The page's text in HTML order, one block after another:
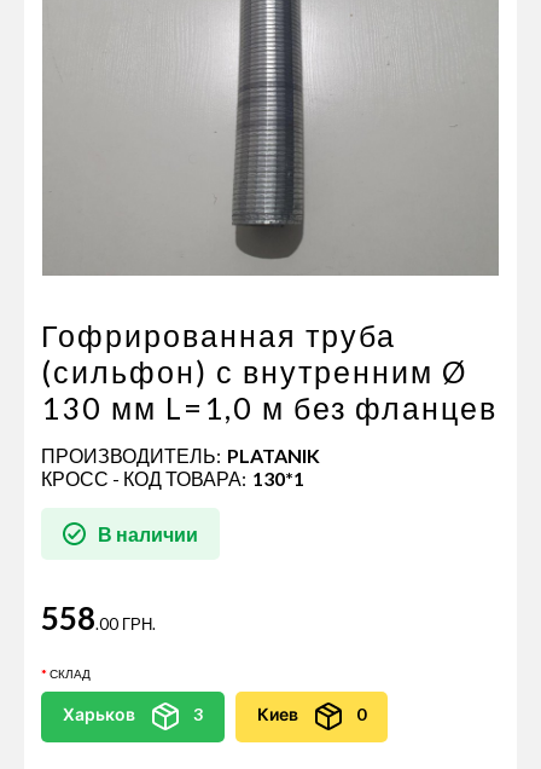
Запчасти кузова и зеркала
Малый коммерческий транспорт
Маркировочные знаки и светоотражатели
Пневматические соединения
Инструменты
Оснащение прицепов
Автономное отопление и
кондиционировани
Стяжные ремни и тросы
Гофрированная труба
(сильфон) с внутренним Ø
130 мм L=1,0 м без фланцев
ПРОИЗВОДИТЕЛЬ: PLATANIK
КРОСС - КОД ТОВАРА: 130*1
В наличии
558.00 ГРН.
СКЛАД
Харьков 3 Киев 0